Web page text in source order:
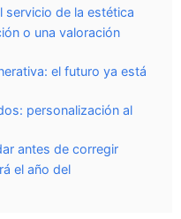
servicio de la estética
o una valoración
el futuro ya está
personalización al
antes de corregir
el año del